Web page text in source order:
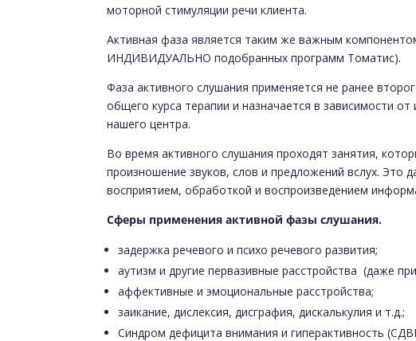
моторной стимуляции речи клиента.
Активная фаза является таким же важным
ИНДИВИДУАЛЬНО подобранных программ Томатис).
Фаза активного слушания применяется не ранее
общего курса терапии и назначается в зависимости
нашего центра.
Во время активного слушания проходят занятия,
произношение звуков, слов и предложений вслух. Это
восприятием, обработкой и воспроизведением
Сферы применения активной фазы слушания.
задержка речевого и психо речевого развития;
аутизм и другие первазивные расстройства (даже
аффективные и эмоциональные расстройства;
заикание, дислексия, дисграфия, дискалькулия и т.д.;
Синдром дефицита внимания и гиперактивность